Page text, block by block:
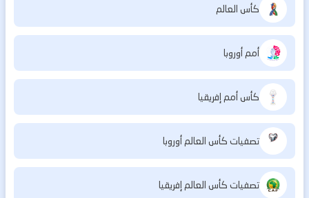
كأس العالم
أمم أوروبا
كأس أمم إفريقيا
تصفيات كأس العالم أوروبا
تصفيات كأس العالم إفريقيا